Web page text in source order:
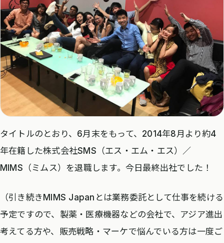
タイトルのとおり、6月末をもって、2014年8月より約4
年在籍した株式会社SMS（エス・エム・エス）／
MIMS（ミムス）を退職します。今日最終出社でした！
（引き続きMIMS Japanとは業務委託として仕事を続ける
予定ですので、製薬・医療機器などの会社で、アジア進出
考えてる方や、販売戦略・マーケで悩んでいる方は一度ご